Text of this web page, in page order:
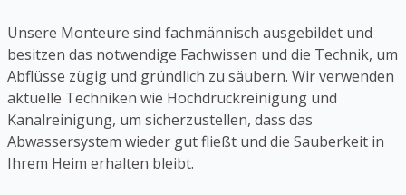
Unsere Monteure sind fachmännisch ausgebildet und
besitzen das notwendige Fachwissen und die Technik, um
Abflüsse zügig und gründlich zu säubern. Wir verwenden
aktuelle Techniken wie Hochdruckreinigung und
Kanalreinigung, um sicherzustellen, dass das
Abwassersystem wieder gut fließt und die Sauberkeit in
Ihrem Heim erhalten bleibt.